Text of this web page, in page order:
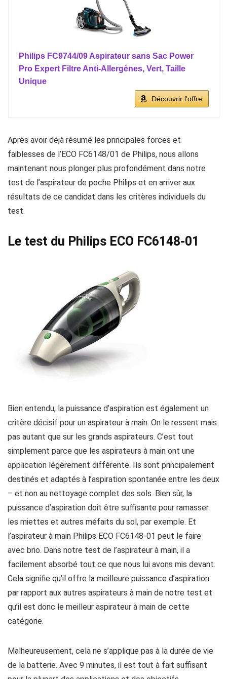
Philips FC9744/09 Aspirateur sans Sac Power
Pro Expert Filtre Anti-Allergènes, Vert, Taille
Unique
Découvrir l'offre
Après avoir déjà résumé les principales forces et
faiblesses de l’ECO FC6148/01 de Philips, nous allons
maintenant nous plonger plus profondément dans notre
test de l’aspirateur de poche Philips et en arriver aux
résultats de ce candidat dans les critères individuels du
test.
Le test du Philips ECO FC6148-01
Bien entendu, la puissance d’aspiration est également un
critère décisif pour un aspirateur à main. On le ressent mais
pas autant que sur les grands aspirateurs. C’est tout
simplement parce que les aspirateurs à main ont une
application légèrement différente. Ils sont principalement
destinés et adaptés à l’aspiration spontanée entre les deux
– et non au nettoyage complet des sols. Bien sûr, la
puissance d’aspiration doit être suffisante pour ramasser
les miettes et autres méfaits du sol, par exemple. Et
l’aspirateur à main Philips ECO FC6148-01 peut le faire
avec brio. Dans notre test de l’aspirateur à main, il a
facilement absorbé tout ce que nous lui avons mis devant.
Cela signifie qu’il offre la meilleure puissance d’aspiration
par rapport aux autres aspirateurs à main de notre test et
qu’il est donc le meilleur aspirateur à main de cette
catégorie.
Malheureusement, cela ne s’applique pas à la durée de vie
de la batterie. Avec 9 minutes, il est tout à fait suffisant